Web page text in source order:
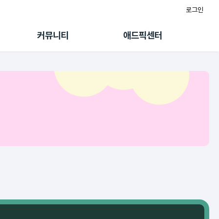
로그인
커뮤니티 애드픽센터
랭킹
초대보너스
수익 Live
멤버십 센터
마이도메인